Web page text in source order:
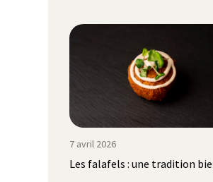
7 avril 2026
Les falafels : une tradition